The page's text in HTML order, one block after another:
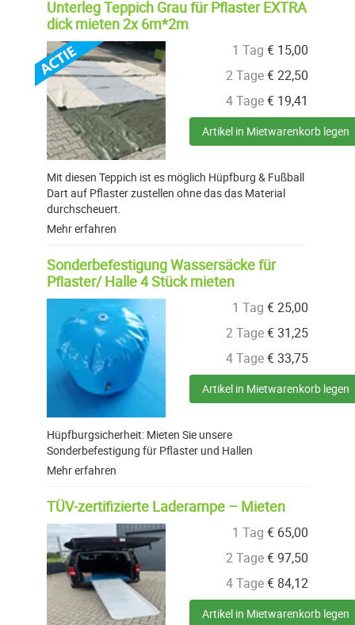
Unterleg Teppich Grau für Pflaster EXTRA
dick mieten 2x 6m*2m
1 Tag € 15,00
2 Tage€22,50
4 Tage€ 19,41
Artikel in Mietwarenkorb legen
Mit diesen Teppich ist es möglich Hüpfburg & Fußball
Dart auf Pflaster zustellen ohne das das Material
durchscheuert.
Mehr erfahren
Sonderbefestigung Wassersäcke für
Pflaster/ Halle 4 Stück mieten
1 Tag €25,00
2 Tage€31,25
4 Tage€33,75
Artikel in Mietwarenkorb legen
Hüpfburgsicherheit: Mieten Sie unsere
Sonderbefestigung für Pflaster und Hallen
Mehr erfahren
TÜV-zertifizierte Laderampe – Mieten
1 Tag € 65,00
2 Tage€97,50
4 Tage€ 84,12
Artikel in Mietwarenkorb legen